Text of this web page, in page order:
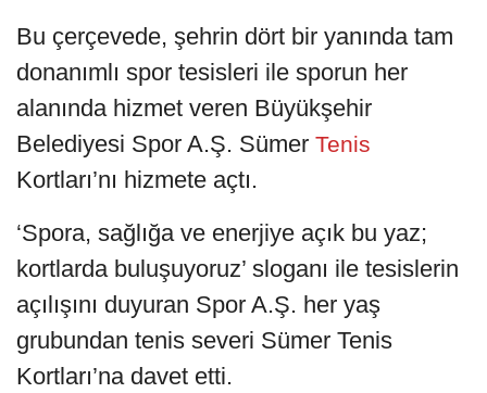
Bu çerçevede, şehrin dört bir yanında tam
donanımlı spor tesisleri ile sporun her
alanında hizmet veren Büyükşehir
Belediyesi Spor A.Ş. Sümer Tenis
Kortları’nı hizmete açtı.
‘Spora, sağlığa ve enerjiye açık bu yaz;
kortlarda buluşuyoruz’ sloganı ile tesislerin
açılışını duyuran Spor A.Ş. her yaş
grubundan tenis severi Sümer Tenis
Kortları’na davet etti.